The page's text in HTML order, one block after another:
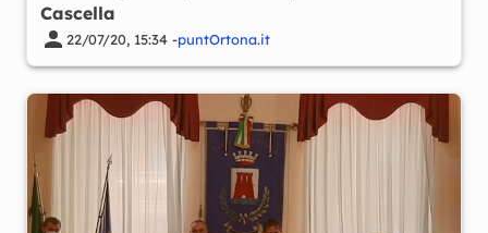
Cascella
22/07/20, 15:34 -puntOrtona.it